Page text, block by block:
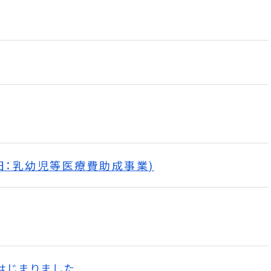
乳幼児等医療費助成事業)
まりました